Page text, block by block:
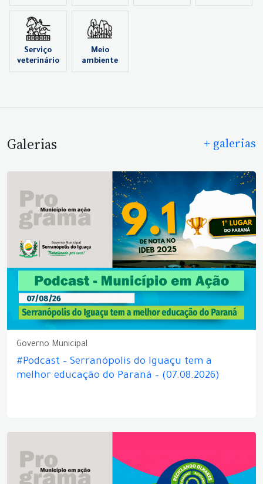
Serviço
veterinário
Meio
ambiente
Galerias + galerias
Governo Municipal
#Podcast – Serranópolis do Iguaçu tem a
melhor educação do Paraná – (07.08.2026)